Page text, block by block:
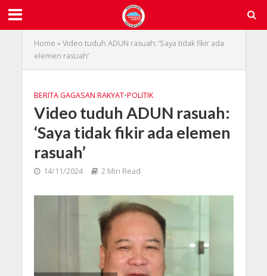
Home »Video tuduh ADUN rasuah: ‘Saya tidak fikir ada
elemen rasuah’
BERITA GAGASAN RAKYAT•POLITIK
Video tuduh ADUN rasuah:
‘Saya tidak fikir ada elemen
rasuah’
14/11/2024 2 Min Read